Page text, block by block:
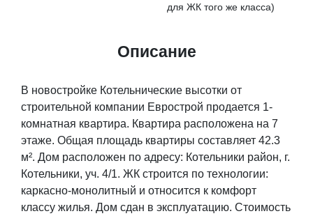
для ЖК того же класса)
Описание
В новостройке Котельнические высотки от
строительной компании Еврострой продается 1-
комнатная квартира. Квартира расположена на 7
этаже. Общая площадь квартиры составляет 42.3
м². Дом расположен по адресу: Котельники район, г.
Котельники, уч. 4/1. ЖК строится по технологии:
каркасно-монолитный и относится к комфорт
классу жилья. Дом сдан в эксплуатацию. Стоимость